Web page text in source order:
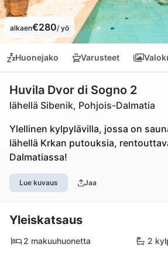
alkaen€280/ yö
Huonejako Varusteet
Huvila Dvor di Sogno 2
lähellä Sibenik, Pohjois-Dalmatia
Ylellinen kylpylävilla, jossa on
lähellä Krkan putouksia,
Dalmatiassa!
Lue kuvaus Jaa
Yleiskatsaus
2 makuuhuonetta
2